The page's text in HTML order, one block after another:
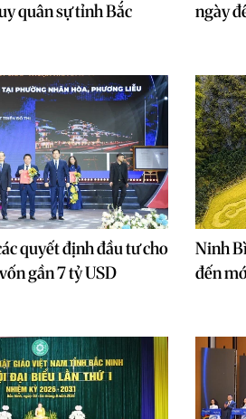
quân sự tỉnh Bắc
ngày
quyết định đầu tư cho
gần 7 tỷ USD
Ninh
đến